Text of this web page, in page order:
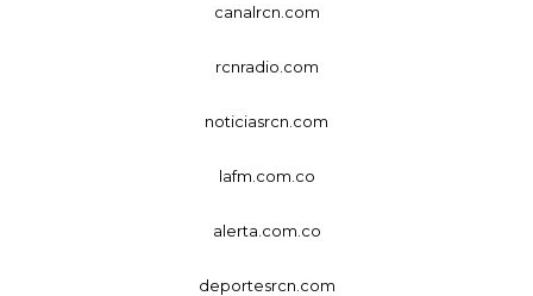
canalrcn.com
rcnradio.com
noticiasrcn.com
lafm.com.co
alerta.com.co
deportesrcn.com